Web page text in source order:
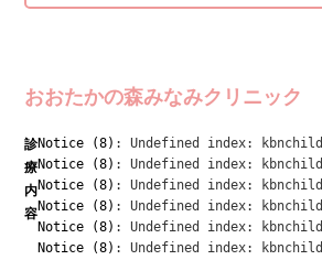
おおたかの森みなみクリニック
診
療
内
容
Notice (8) : Undefined index:
Notice (8) : Undefined index:
Notice (8) : Undefined index:
Notice (8) : Undefined index:
Notice (8) : Undefined index:
Notice (8) : Undefined index: